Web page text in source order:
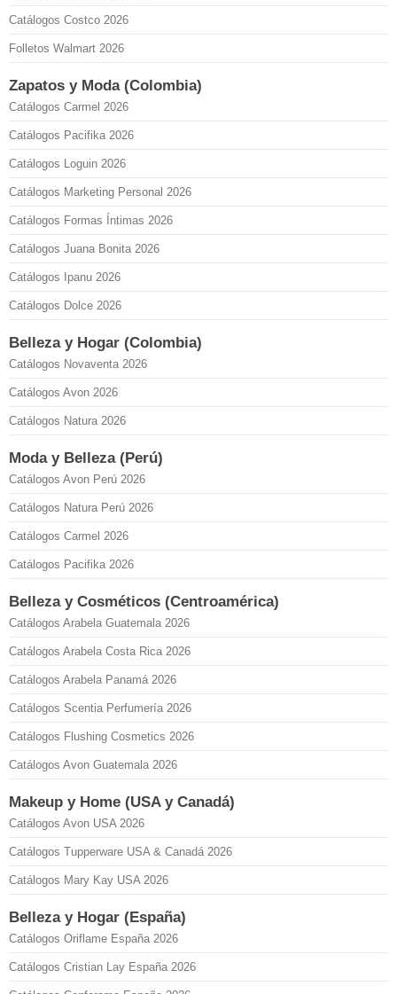
Catálogos Costco 2026
Folletos Walmart 2026
Zapatos y Moda (Colombia)
Catálogos Carmel 2026
Catálogos Pacifika 2026
Catálogos Loguin 2026
Catálogos Marketing Personal 2026
Catálogos Formas Íntimas 2026
Catálogos Juana Bonita 2026
Catálogos Ipanu 2026
Catálogos Dolce 2026
Belleza y Hogar (Colombia)
Catálogos Novaventa 2026
Catálogos Avon 2026
Catálogos Natura 2026
Moda y Belleza (Perú)
Catálogos Avon Perú 2026
Catálogos Natura Perú 2026
Catálogos Carmel 2026
Catálogos Pacifika 2026
Belleza y Cosméticos (Centroamérica)
Catálogos Arabela Guatemala 2026
Catálogos Arabela Costa Rica 2026
Catálogos Arabela Panamá 2026
Catálogos Scentia Perfumería 2026
Catálogos Flushing Cosmetics 2026
Catálogos Avon Guatemala 2026
Makeup y Home (USA y Canadá)
Catálogos Avon USA 2026
Catálogos Tupperware USA & Canadá 2026
Catálogos Mary Kay USA 2026
Belleza y Hogar (España)
Catálogos Oriflame España 2026
Catálogos Cristian Lay España 2026